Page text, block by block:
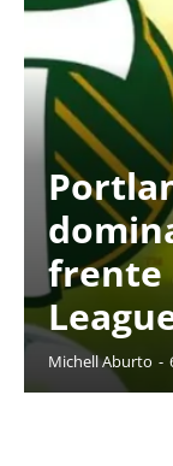
frente
Michell Aburto -